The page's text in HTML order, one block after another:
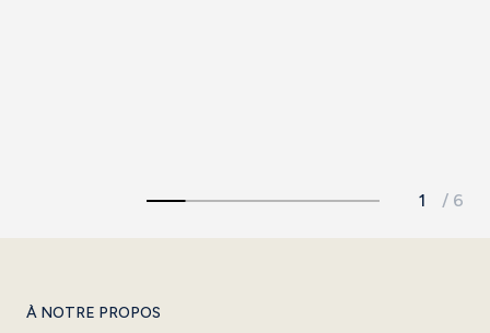
À NOTRE PROPOS